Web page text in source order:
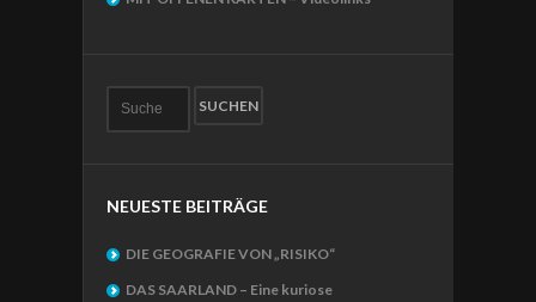
NEUESTE BEITRÄGE
DIE GEOGRAFIE VON „RISIKO“
DAS SAARLAND – Eine kuriose